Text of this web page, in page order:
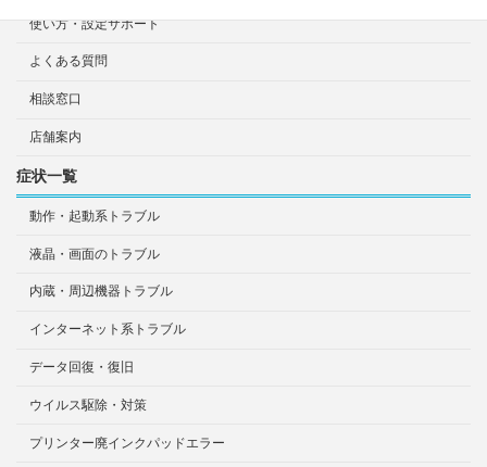
使い方・設定サポート
よくある質問
相談窓口
店舗案内
症状一覧
動作・起動系トラブル
液晶・画面のトラブル
内蔵・周辺機器トラブル
インターネット系トラブル
データ回復・復旧
ウイルス駆除・対策
プリンター廃インクパッドエラー